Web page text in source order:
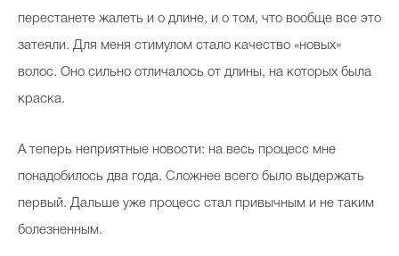
перестанете жалеть и о длине, и о том, что вообще все это
затеяли. Для меня стимулом стало качество «новых»
волос. Оно сильно отличалось от длины, на которых была
краска.
А теперь неприятные новости: на весь процесс мне
понадобилось два года. Сложнее всего было выдержать
первый. Дальше уже процесс стал привычным и не таким
болезненным.